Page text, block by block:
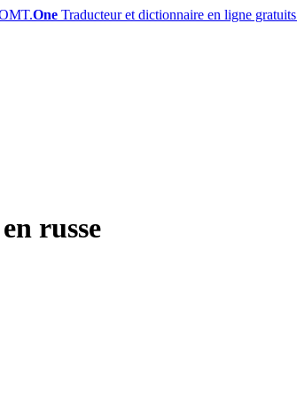
One Traducteur et dictionnaire en ligne gratuits
russe